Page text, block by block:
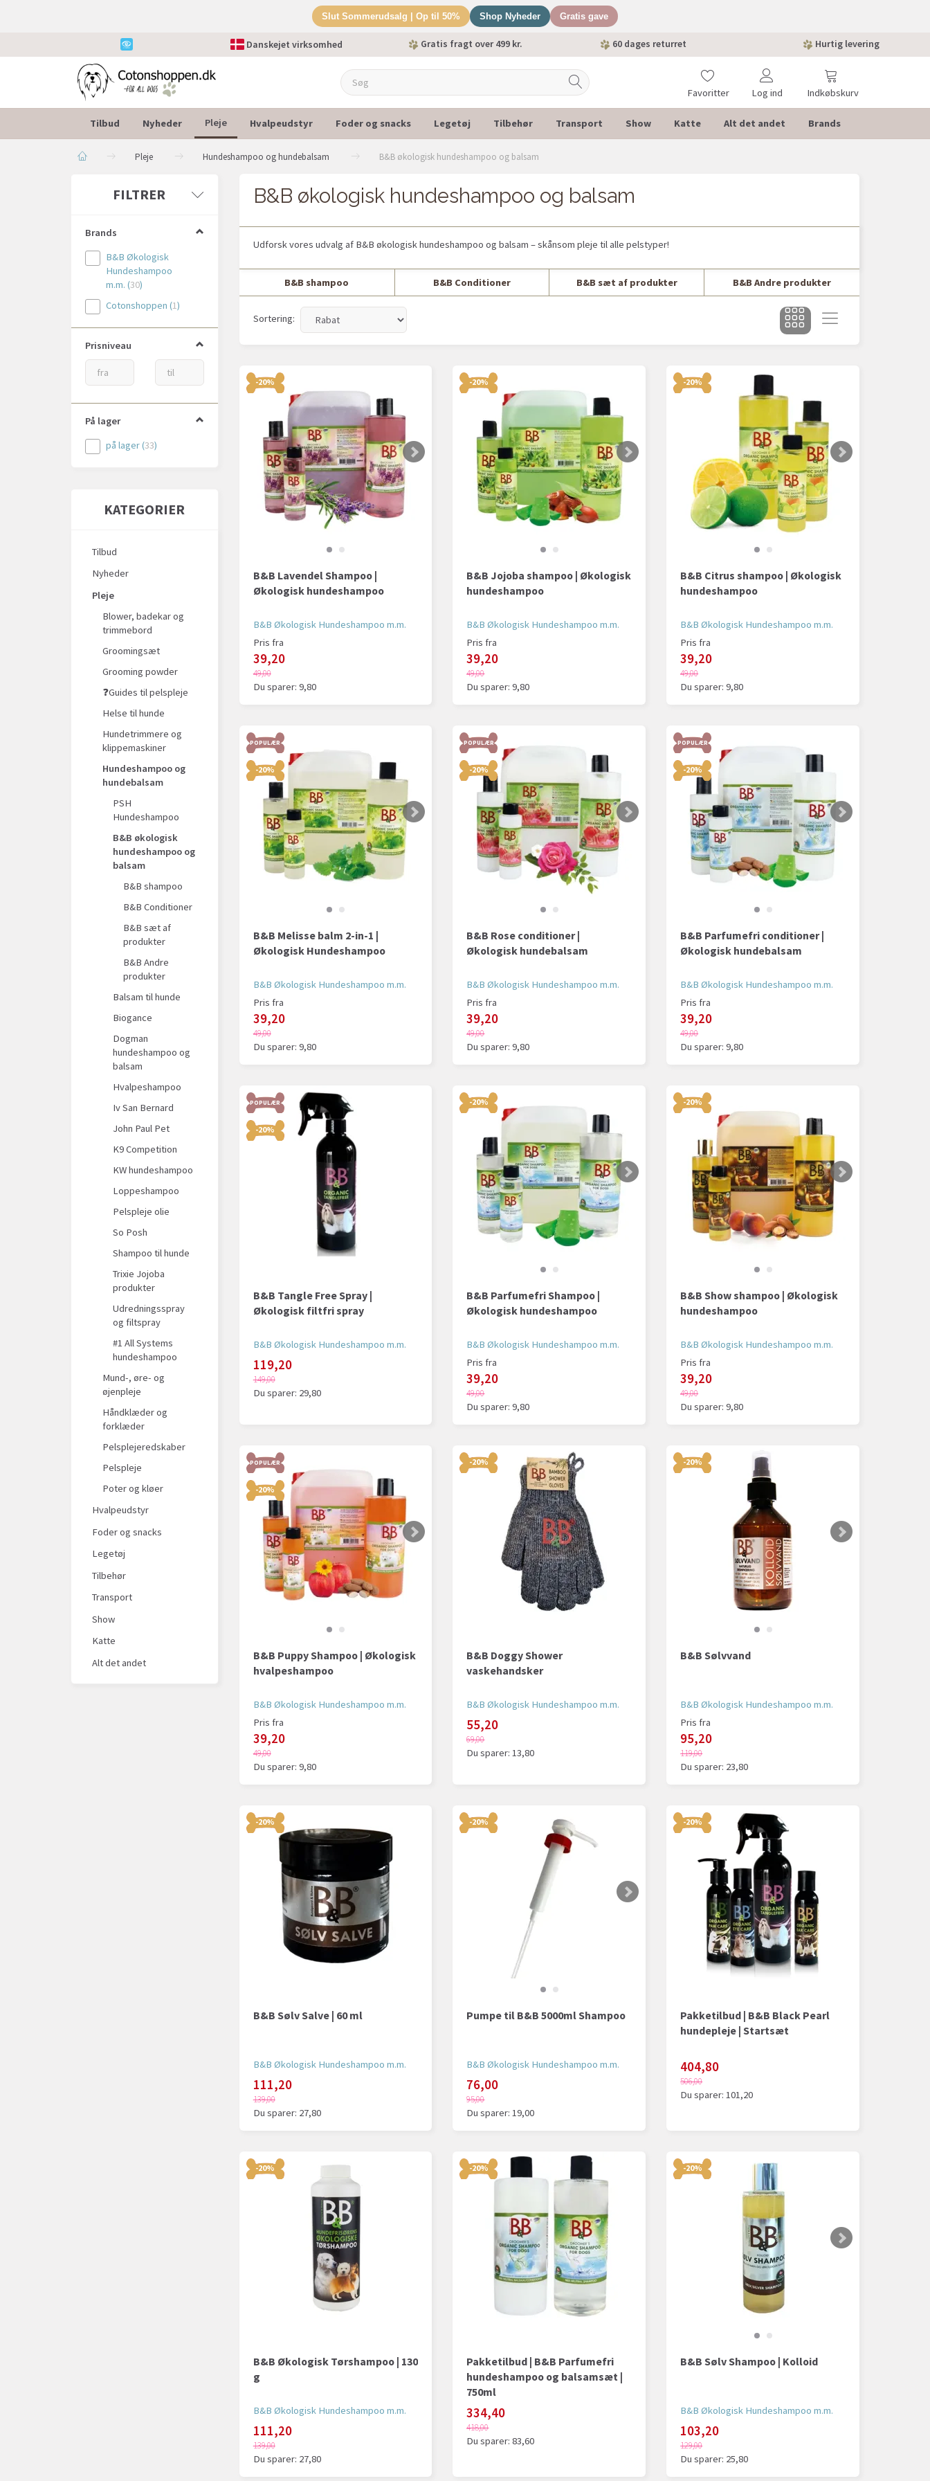
Slut Sommerudsalg | Op til 50% Shop Nyheder Gratis gave
Danskejet virksomhed Gratis fragt over 499 kr. 60 dages returret Hurtig levering
Indkøbskurv
Favoritter Log ind
Tilbud Nyheder Pleje Hvalpeudstyr Foder og snacks Legetøj Tilbehør Transport Show Katte Alt det andet Brands
Pleje Hundeshampoo og hundebalsam B&B økologisk hundeshampoo og balsam
FILTRER
Brands
B&B Økologisk
Hundeshampoo
m.m. (30)
Cotonshoppen (1)
Prisniveau
På lager
på lager(33)
KATEGORIER
Tilbud
Nyheder
Pleje
Blower, badekar og
trimmebord
Groomingsæt
Grooming powder
❓Guides til pelspleje
Helse til hunde
Hundetrimmere og
klippemaskiner
Hundeshampoo og
hundebalsam
PSH
Hundeshampoo
B&B økologisk
hundeshampoo og
balsam
B&B shampoo
B&B Conditioner
B&B sæt af
produkter
B&B Andre
produkter
Balsam til hunde
Biogance
Dogman
hundeshampoo og
balsam
Hvalpeshampoo
Iv San Bernard
John Paul Pet
K9 Competition
KW hundeshampoo
Loppeshampoo
Pelspleje olie
So Posh
Shampoo til hunde
Trixie Jojoba
produkter
Udredningsspray
og filtspray
#1 All Systems
hundeshampoo
Mund-, øre- og
øjenpleje
Håndklæder og
forklæder
Pelsplejeredskaber
Pelspleje
Poter og kløer
Hvalpeudstyr
Foder og snacks
Legetøj
Tilbehør
Transport
Show
Katte
Alt det andet
B&B økologisk hundeshampoo og balsam
Udforsk vores udvalg af B&B økologisk hundeshampoo og balsam – skånsom pleje til alle pelstyper!
B&B shampoo B&B Conditioner B&B sæt af produkter B&B Andre produkter
Sortering:
-20%
B&B Lavendel Shampoo |
Økologisk hundeshampoo
B&B Økologisk Hundeshampoo m.m.
Pris fra
39,20
49,00
Du sparer: 9,80
-20%
B&B Jojoba shampoo | Økologisk
hundeshampoo
B&B Økologisk Hundeshampoo m.m.
Pris fra
39,20
49,00
Du sparer:9,80
-20%
B&B Citrus shampoo | Økologisk
hundeshampoo
B&B Økologisk Hundeshampoo m.m.
Pris fra
39,20
49,00
Du sparer:9,80
POPULÆR
-20%
B&B Melisse balm 2-in-1 |
Økologisk Hundeshampoo
B&B Økologisk Hundeshampoo m.m.
Pris fra
39,20
49,00
Du sparer: 9,80
POPULÆR
-20%
B&B Rose conditioner |
Økologisk hundebalsam
B&B Økologisk Hundeshampoo m.m.
Pris fra
39,20
49,00
Du sparer:9,80
POPULÆR
-20%
B&B Parfumefri conditioner |
Økologisk hundebalsam
B&B Økologisk Hundeshampoo m.m.
Pris fra
39,20
49,00
Du sparer:9,80
POPULÆR
-20%
B&B Tangle Free Spray |
Økologisk filtfri spray
B&B Økologisk Hundeshampoo m.m.
119,20
149,00
Du sparer: 29,80
-20%
B&B Parfumefri Shampoo |
Økologisk hundeshampoo
B&B Økologisk Hundeshampoo m.m.
Pris fra
39,20
49,00
Du sparer:9,80
-20%
B&B Show shampoo | Økologisk
hundeshampoo
B&B Økologisk Hundeshampoo m.m.
Pris fra
39,20
49,00
Du sparer:9,80
POPULÆR
-20%
B&B Puppy Shampoo | Økologisk
hvalpeshampoo
B&B Økologisk Hundeshampoo m.m.
Pris fra
39,20
49,00
Du sparer: 9,80
-20%
B&B Doggy Shower
vaskehandsker
B&B Økologisk Hundeshampoo m.m.
55,20
69,00
Du sparer:13,80
-20%
B&B Sølvvand
B&B Økologisk Hundeshampoo m.m.
Pris fra
95,20
119,00
Du sparer: 23,80
-20%
B&B Sølv Salve | 60 ml
B&B Økologisk Hundeshampoo m.m.
111,20
139,00
Du sparer: 27,80
-20%
Pumpe til B&B 5000ml Shampoo
B&B Økologisk Hundeshampoo m.m.
76,00
95,00
Du sparer:19,00
-20%
Pakketilbud | B&B Black Pearl
hundepleje | Startsæt
404,80
506,00
Du sparer:101,20
-20%
B&B Økologisk Tørshampoo | 130
g
B&B Økologisk Hundeshampoo m.m.
111,20
139,00
Du sparer: 27,80
-20%
Pakketilbud | B&B Parfumefri
hundeshampoo og balsamsæt |
750ml
334,40
418,00
Du sparer:83,60
-20%
B&B Sølv Shampoo | Kolloid
B&B Økologisk Hundeshampoo m.m.
103,20
129,00
Du sparer: 25,80